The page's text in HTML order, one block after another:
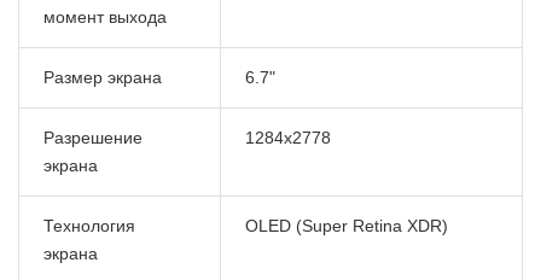
момент выхода
Размер экрана 6.7"
Разрешение
экрана
1284x2778
Технология
экрана
OLED (Super Retina XDR)